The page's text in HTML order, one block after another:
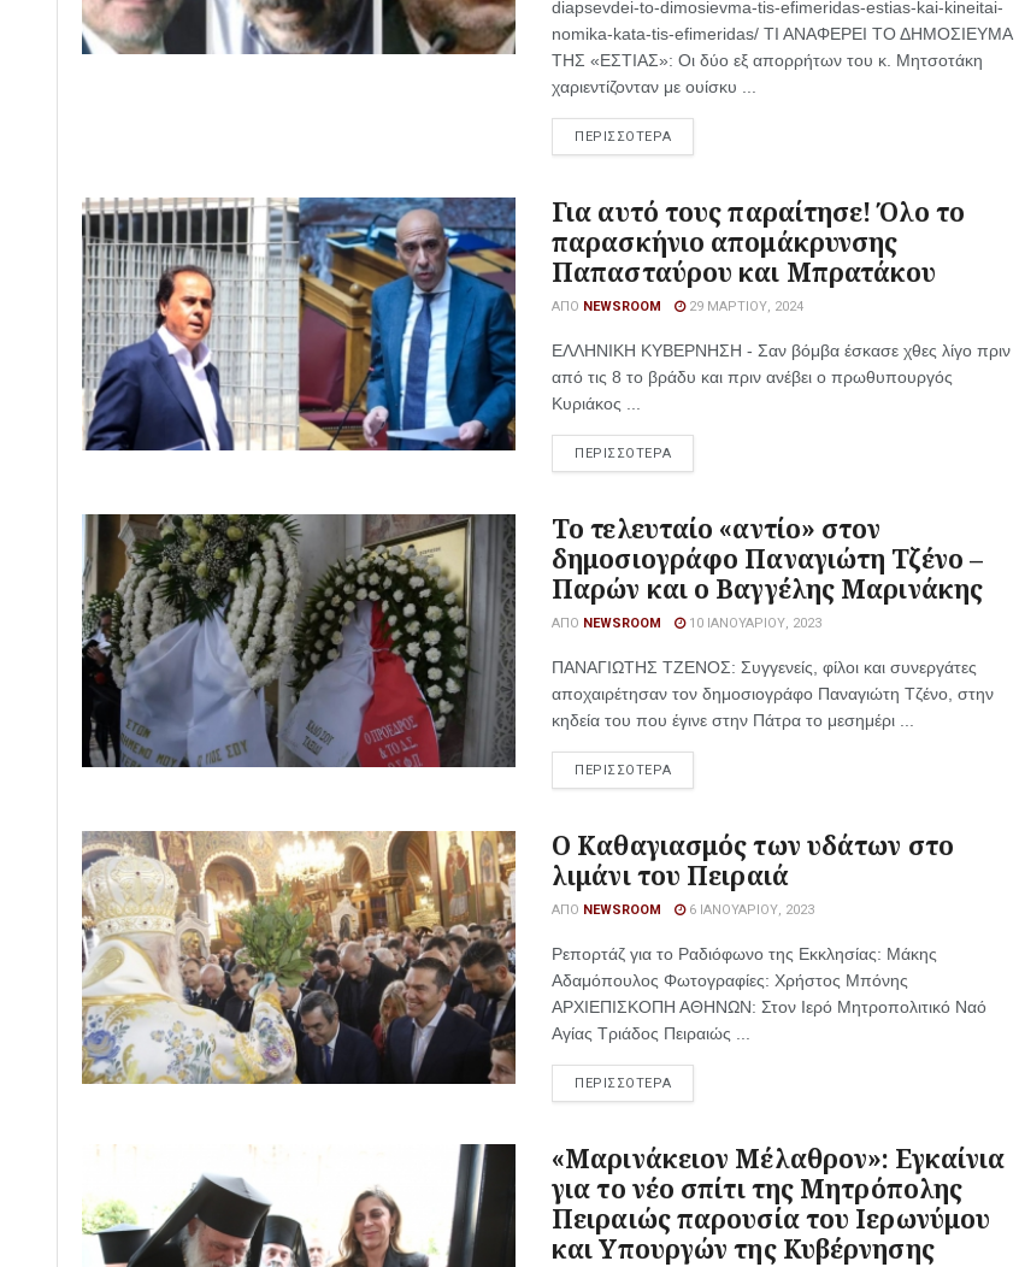
diapsevdei-to-dimosievma-tis-efimeridas-estias-kai-kineitai-
nomika-kata-tis-efimeridas/ ΤΙ ΑΝΑΦΕΡΕΙ ΤΟ ΔΗΜΟΣΙΕΥΜΑ
ΤΗΣ «ΕΣΤΙΑΣ»: Οι δύο εξ απορρήτων του κ. Μητσοτάκη
χαριεντίζονταν με ουίσκυ ...
ΠΕΡΙΣΣΟΤΕΡΑ
Για αυτό τους παραίτησε! Όλο το
παρασκήνιο απομάκρυνσης
Παπασταύρου και Μπρατάκου
ΑΠΌ NEWSROOM 29 ΜΑΡΤΊΟΥ, 2024
ΕΛΛΗΝΙΚΗ ΚΥΒΕΡΝΗΣΗ - Σαν βόμβα έσκασε χθες λίγο πριν
από τις 8 το βράδυ και πριν ανέβει ο πρωθυπουργός
Κυριάκος ...
ΠΕΡΙΣΣΟΤΕΡΑ
Το τελευταίο «αντίο» στον
δημοσιογράφο Παναγιώτη Τζένο –
Παρών και ο Βαγγέλης Μαρινάκης
ΑΠΌ NEWSROOM 10 ΙΑΝΟΥΑΡΊΟΥ, 2023
ΠΑΝΑΓΙΩΤΗΣ ΤΖΕΝΟΣ: Συγγενείς, φίλοι και συνεργάτες
αποχαιρέτησαν τον δημοσιογράφο Παναγιώτη Τζένο, στην
κηδεία του που έγινε στην Πάτρα το μεσημέρι ...
ΠΕΡΙΣΣΟΤΕΡΑ
Ο Καθαγιασμός των υδάτων στο
λιμάνι του Πειραιά
ΑΠΌ NEWSROOM 6 ΙΑΝΟΥΑΡΊΟΥ, 2023
Ρεπορτάζ για το Ραδιόφωνο της Εκκλησίας: Μάκης
Αδαμόπουλος Φωτογραφίες: Χρήστος Μπόνης
AΡΧΙΕΠΙΣΚΟΠΗ ΑΘΗΝΩΝ: Στον Ιερό Μητροπολιτικό Ναό
Αγίας Τριάδος Πειραιώς ...
ΠΕΡΙΣΣΟΤΕΡΑ
«Μαρινάκειον Μέλαθρον»: Εγκαίνια
για το νέο σπίτι της Μητρόπολης
Πειραιώς παρουσία του Ιερωνύμου
και Υπουργών της Κυβέρνησης